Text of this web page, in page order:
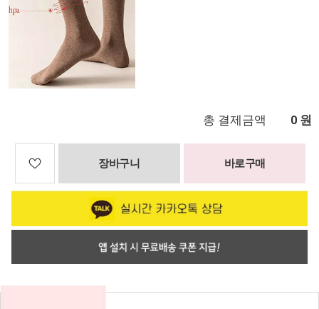
총 결제금액 0 원
장바구니 바로구매